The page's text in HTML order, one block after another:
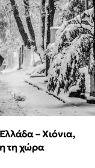
– Χιόνια,
τη χώρα